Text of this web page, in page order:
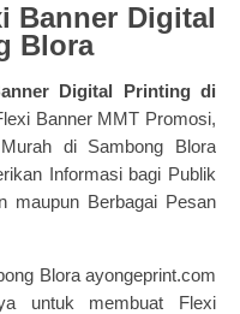
Banner Digital
Blora
Digital Printing di
Banner MMT Promosi,
di Sambong Blora
Informasi bagi Publik
maupun Berbagai Pesan
Blora ayongeprint.com
untuk membuat Flexi